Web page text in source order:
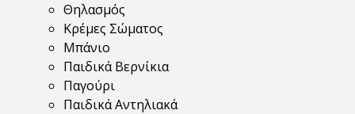
Θηλασμός
Κρέμες Σώματος
Μπάνιο
Παιδικά Βερνίκια
Παγούρι
Παιδικά Αντηλιακά